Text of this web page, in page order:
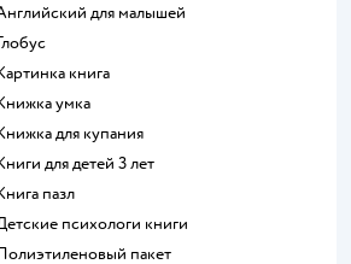
английский для малышей
глобус
картинка книга
книжка умка
книжка для купания
книги для детей 3 лет
книга пазл
детские психологи книги
полиэтиленовый пакет